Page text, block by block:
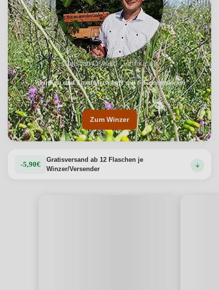
Christian Oswald · Vinifikation
"Weinbau und Landwirtschaft seit 6 Generationen"
Zum Winzer
-5,90€
Gratisversand ab 12 Flaschen je
Winzer/Versender